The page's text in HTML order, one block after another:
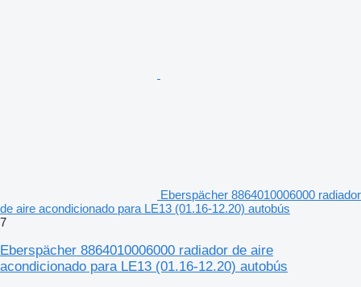
Eberspächer 8864010006000 radiador
de aire acondicionado para LE13 (01.16-12.20) autobús
7
Eberspächer 8864010006000 radiador de aire
acondicionado para LE13 (01.16-12.20) autobús